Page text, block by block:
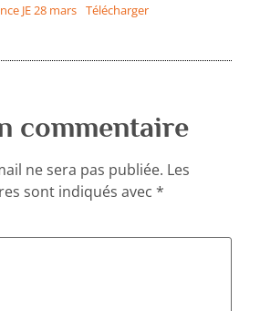
JE 28 mars Télécharger
commentaire
ne sera pas publiée. Les
sont indiqués avec*